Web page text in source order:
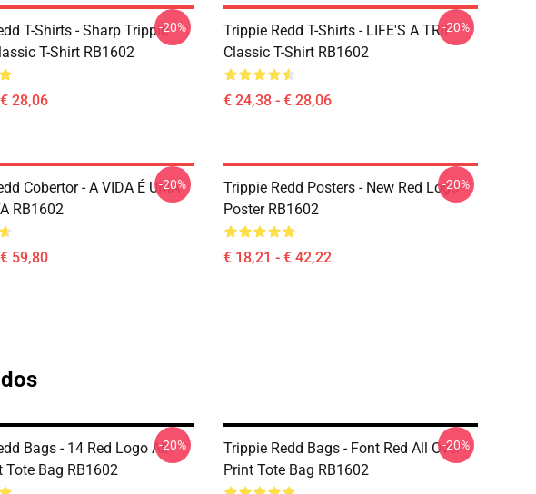
T-Shirts - Sharp Trippie
T-Shirt RB1602
28,06
-20%
Trippie Redd T-Shirts - LIFE'S A TRIP
Classic T-Shirt RB1602
€ 24,38 - € 28,06
-20%
Cobertor - A VIDA É UMA
RB1602
59,80
-20%
Trippie Redd Posters - New Red Logo
Poster RB1602
€ 18,21 - € 42,22
-20%
Bags - 14 Red Logo All
Tote Bag RB1602
-20%
Trippie Redd Bags - Font Red All Over
Print Tote Bag RB1602
-20%